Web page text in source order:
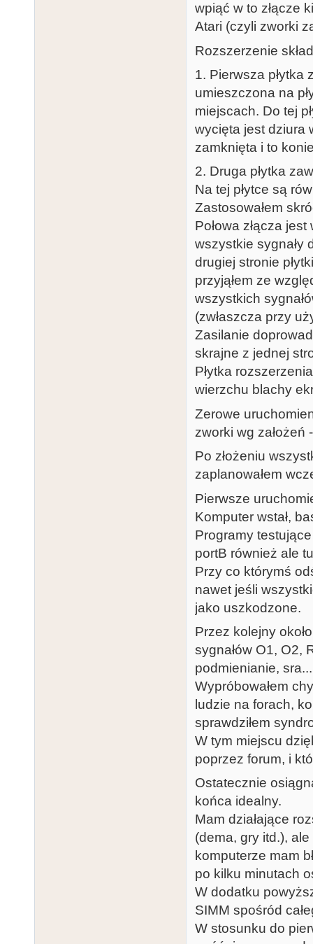
wpiąć w to złącze
Atari (czyli zworki
Rozszerzenie
1. Pierwsza płytka
umieszczona na
miejscach. Do tej
wycięta jest dziura
zamknięta i to
2. Druga płytka
Na tej płytce są
Zastosowałem
Połowa złącza
wszystkie sygnały
drugiej stronie
przyjąłem ze
wszystkich
(zwłaszcza przy
Zasilanie
skrajne z jednej
Płytka
wierzchu blachy
Zerowe
zworki wg założeń
Po złożeniu
zaplanowałem
Pierwsze
Komputer wstał,
Programy
portB również ale
Przy co którymś
nawet jeśli
jako uszkodzone.
Przez kolejny
sygnałów O1, O2,
podmienianie,
Wypróbowałem
ludzie na forach,
sprawdziłem
W tym miejscu
poprzez forum, i
Ostatecznie
końca idealny.
Mam działające
(dema, gry itd.),
komputerze mam
po kilku minutach
W dodatku
SIMM spośród
W stosunku do